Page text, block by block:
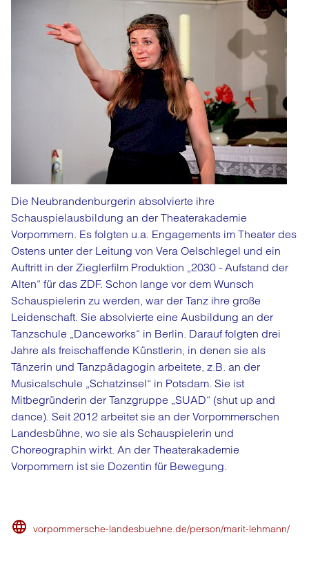
Die Neubrandenburgerin absolvierte ihre
Schauspielausbildung an der Theaterakademie
Vorpommern. Es folgten u.a. Engagements im Theater des
Ostens unter der Leitung von Vera Oelschlegel und ein
Auftritt in der Zieglerfilm Produktion „2030 - Aufstand der
Alten“ für das ZDF. Schon lange vor dem Wunsch
Schauspielerin zu werden, war der Tanz ihre große
Leidenschaft. Sie absolvierte eine Ausbildung an der
Tanzschule „Danceworks“ in Berlin. Darauf folgten drei
Jahre als freischaffende Künstlerin, in denen sie als
Tänzerin und Tanzpädagogin arbeitete, z.B. an der
Musicalschule „Schatzinsel“ in Potsdam. Sie ist
Mitbegründerin der Tanzgruppe „SUAD“ (shut up and
dance). Seit 2012 arbeitet sie an der Vorpommerschen
Landesbühne, wo sie als Schauspielerin und
Choreographin wirkt. An der Theaterakademie
Vorpommern ist sie Dozentin für Bewegung.
vorpommersche-landesbuehne.de/person/marit-lehmann/